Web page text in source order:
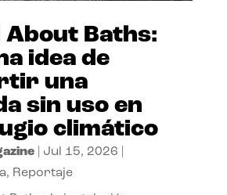
About Baths:
idea de
una
sin uso en
climático
| Jul 15, 2026
, Reportaje